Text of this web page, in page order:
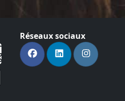
Réseaux sociaux